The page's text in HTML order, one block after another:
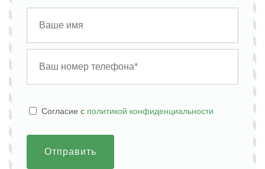
Cогласие с политикой конфиденциальности
Отправить